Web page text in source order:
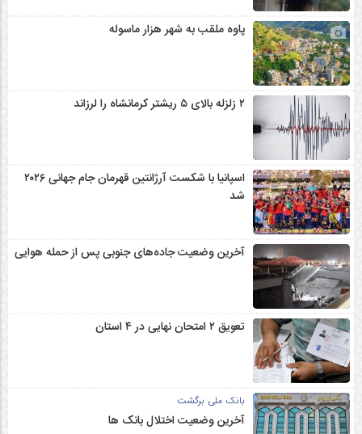
پاوه ملقب به شهر هزار ماسوله
۲ زلزله‌ بالای ۵ ریشتر کرمانشاه را لرزاند
اسپانیا با شکست آرژانتین قهرمان جام جهانی ۲۰۲۶
شد
آخرین وضعیت جاده‌های جنوبی پس از حمله هوایی
تعویق ۲ امتحان نهایی در ۴ استان
بانک ملی برگشت
آخرین وضعیت اختلال بانک ها